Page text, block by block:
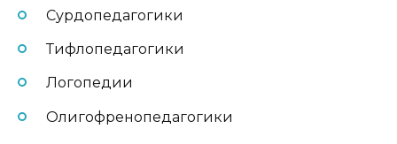
Сурдопедагогики
Тифлопедагогики
Логопедии
Олигофренопедагогики